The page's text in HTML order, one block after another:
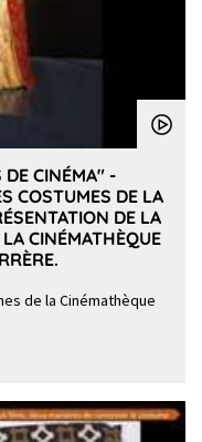
DE CINÉMA" -
COSTUMES DE LA
DE LA
CINÉMATHÈQUE
de la Cinémathèque